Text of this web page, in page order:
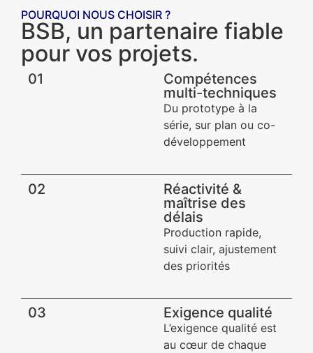
POURQUOI NOUS CHOISIR ?
BSB, un partenaire fiable
pour vos projets.
01
Compétences
multi-techniques
Du prototype à la
série, sur plan ou co-
développement
02
Réactivité &
maîtrise des
délais
Production rapide,
suivi clair, ajustement
des priorités
03 Exigence qualité​
L’exigence qualité est
au cœur de chaque